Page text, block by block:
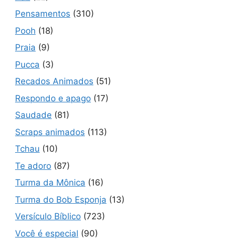
Pensamentos (310)
Pooh (18)
Praia (9)
Pucca (3)
Recados Animados (51)
Respondo e apago (17)
Saudade (81)
Scraps animados (113)
Tchau (10)
Te adoro (87)
Turma da Mônica (16)
Turma do Bob Esponja (13)
Versículo Bíblico (723)
Você é especial (90)